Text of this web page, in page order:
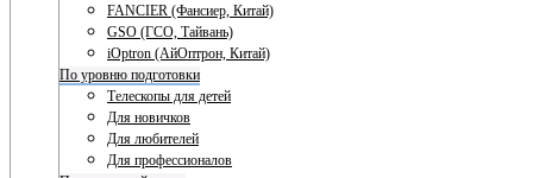
FANCIER (Фансиер, Китай)
GSO (ГСО, Тайвань)
iOptron (АйОптрон, Китай)
По уровню подготовки
Телескопы для детей
Для новичков
Для любителей
Для профессионалов